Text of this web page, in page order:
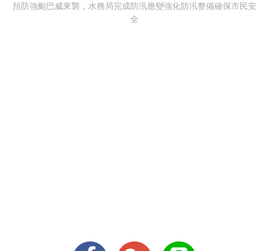
預防強颱巴威來襲，水務局完成防汛應變強化防汛整備確保市民安
全